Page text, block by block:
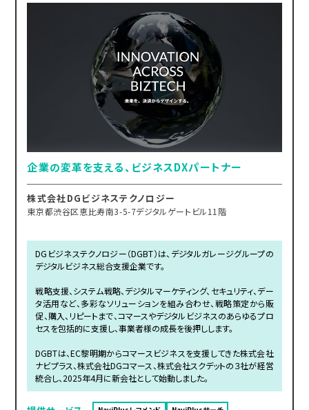
企業の変革を支える、ビジネスDXパートナー
株式会社DGビジネステクノロジー
東京都渋谷区恵比寿南3-5-7デジタルゲートビル11階
DGビジネステクノロジー（DGBT）は、デジタルガレージグループの
デジタルビジネス総合支援企業です。
戦略支援、システム戦略、デジタルマーケティング、セキュリティ、デー
タ活用など、多彩なソリューションを組み合わせ、戦略策定から販
促、購入、リピートまで、コマースやデジタルビジネスのあらゆるプロ
セスを包括的に支援し、事業者様の成長を後押しします。
DGBTは、EC黎明期からコマースビジネスを支援してきた株式会社
ナビプラス、株式会社DGコマース、株式会社スクデットの３社が経営
統合し、2025年4月に新会社として始動しました。